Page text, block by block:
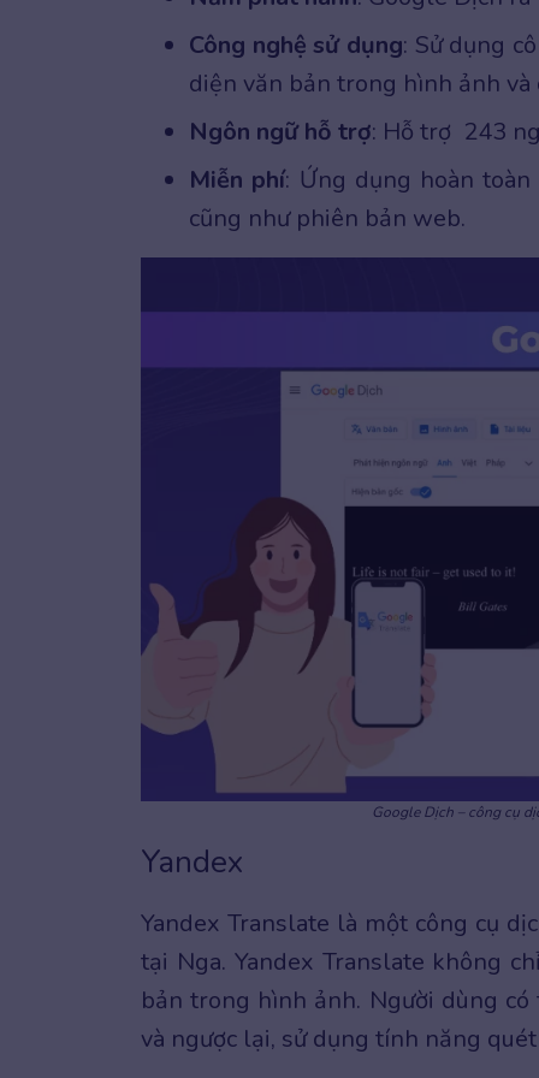
Công nghệ sử dụng: Sử dụng
diện văn bản trong hình ảnh và
Ngôn ngữ hỗ trợ: Hỗ trợ 243
Miễn phí: Ứng dụng hoàn
cũng như phiên bản web.
Google Dịch – công cụ
Yandex
Yandex Translate là một công cụ
tại Nga. Yandex Translate không
bản trong hình ảnh. Người dùng
và ngược lại, sử dụng tính năng